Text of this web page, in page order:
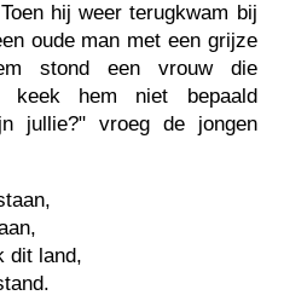
hij weer terugkwam bij
oude man met een grijze
stond een vrouw die
hem niet bepaald
jullie?" vroeg de jongen
dit land,